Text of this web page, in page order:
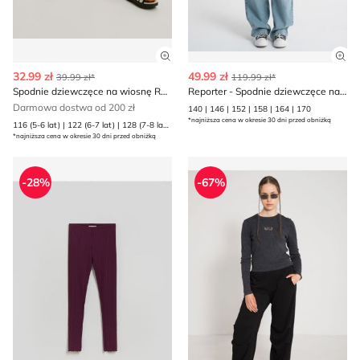
Zobacz szczegóły produktu
32.99 zł 39.99 zł*
Spodnie dziewczęce na wiosnę Reserved
Darmowa dostwa od 200 zł
116 (5-6 lat) | 122 (6-7 lat) | 128 (7-8 lat) | 134 (8 lat) | 140 (9 lat) | 146 (10 lat) | 152 (11 lat) | 158 (12 lat) | 164 (13 lat)
*najniższa cena w okresie 30 dni przed obniżką
49.99 zł 119.99 zł*
Reporter - Spodnie dziewczęce na wiosnę
140 | 146 | 152 | 158 | 164 | 170
*najniższa cena w okresie 30 dni przed obniżką
Spodnie dziewczęce na wiosnę Reserved
-28%
Spodnie dziewczęce
-67%